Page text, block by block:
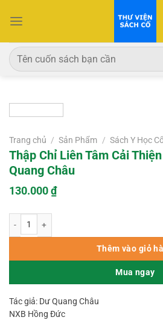
qua
dung
Tìm
kiếm:
Trang chủ / Sản Phẩm / Sách Y Học
Thập Chỉ Liên Tâm Cải
Quang Châu
130.000₫
Thêm vào giỏ
Mua ngay
Tác giả: Dư Quang Châu
NXB Hồng Đức